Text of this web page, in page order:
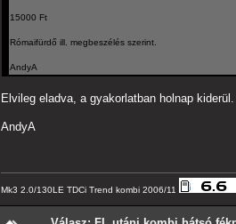
15000 Ft
Rómaifürdő ill. megbeszélés szerint.
AndyA
Elvileg eladva, a gyakorlatban holnap kiderül.
AndyA
Mk3 2.0/130LE TDCi Trend kombi 2006/11